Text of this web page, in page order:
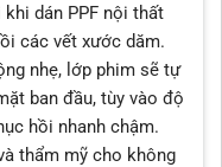
dán PPF nội thất
các vết xước dăm.
nhẹ, lớp phim sẽ tự
ban đầu, tùy vào độ
hồi nhanh chậm.
thẩm mỹ cho không